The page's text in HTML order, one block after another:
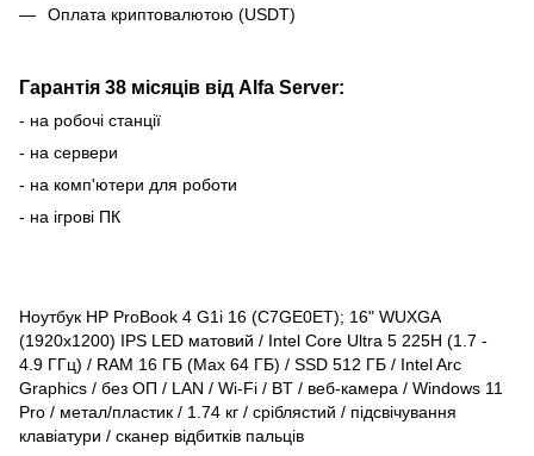
Оплата криптовалютою (USDT)
Гарантія 38 місяців від Alfa Server:
- на робочі станції
- на сервери
- на комп'ютери для роботи
- на ігрові ПК
Ноутбук HP ProBook 4 G1i 16 (C7GE0ET); 16" WUXGA
(1920x1200) IPS LED матовий / Intel Core Ultra 5 225H (1.7 -
4.9 ГГц) / RAM 16 ГБ (Max 64 ГБ) / SSD 512 ГБ / Intel Arc
Graphics / без ОП / LAN / Wi-Fi / BT / веб-камера / Windows 11
Pro / метал/пластик / 1.74 кг / сріблястий / підсвічування
клавіатури / сканер відбитків пальців